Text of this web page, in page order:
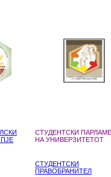
СТУДЕНТСКИ
НА УНИВЕРЗИТЕТОТ
СТУДЕНТСКИ
ПРАВОБРАНИТЕЛ